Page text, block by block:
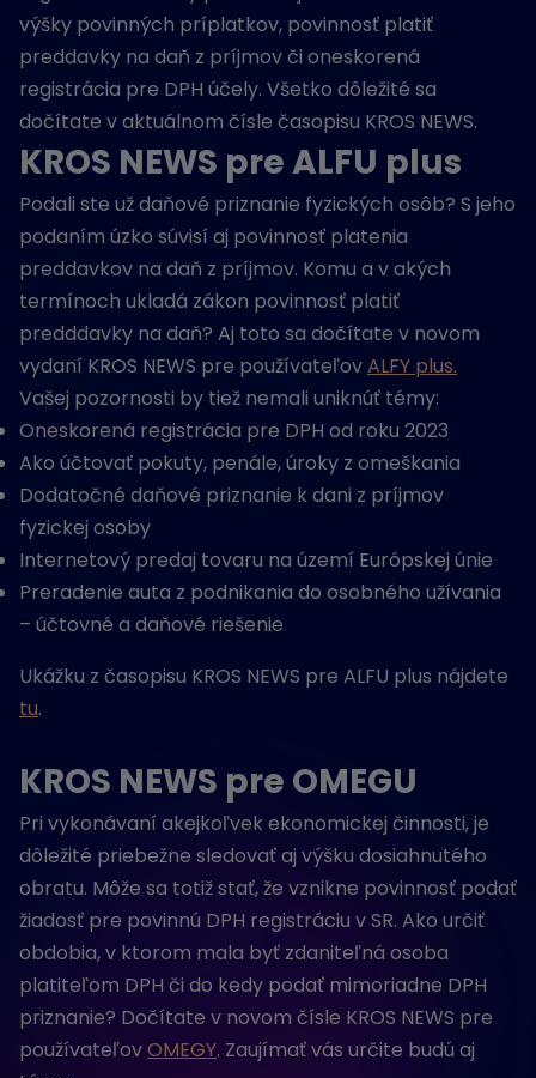
výšky povinných príplatkov, povinnosť platiť
preddavky na daň z príjmov či oneskorená
registrácia pre DPH účely. Všetko dôležité sa
dočítate v aktuálnom čísle časopisu KROS NEWS.
KROS NEWS pre ALFU plus
Podali ste už daňové priznanie fyzických osôb? S jeho
podaním úzko súvisí aj povinnosť platenia
preddavkov na daň z príjmov. Komu a v akých
termínoch ukladá zákon povinnosť platiť
predddavky na daň? Aj toto sa dočítate v novom
vydaní KROS NEWS pre používateľovALFY plus.
Vašej pozornosti by tiež nemali uniknúť témy:
Oneskorená registrácia pre DPH od roku 2023
Ako účtovať pokuty, penále, úroky z omeškania
Dodatočné daňové priznanie k dani z príjmov
fyzickej osoby
Internetový predaj tovaru na území Európskej únie
Preradenie auta z podnikania do osobného užívania
– účtovné a daňové riešenie
Ukážku z časopisu KROS NEWS pre ALFU plus nájdete
tu.
KROS NEWS pre OMEGU
Pri vykonávaní akejkoľvek ekonomickej činnosti, je
dôležité priebežne sledovať aj výšku dosiahnutého
obratu. Môže sa totiž stať, že vznikne povinnosť podať
žiadosť pre povinnú DPH registráciu v SR. Ako určiť
obdobia, v ktorom mala byť zdaniteľná osoba
platiteľom DPH či do kedy podať mimoriadne DPH
priznanie? Dočítate v novom čísle KROS NEWS pre
používateľovOMEGY. Zaujímať vás určite budú aj